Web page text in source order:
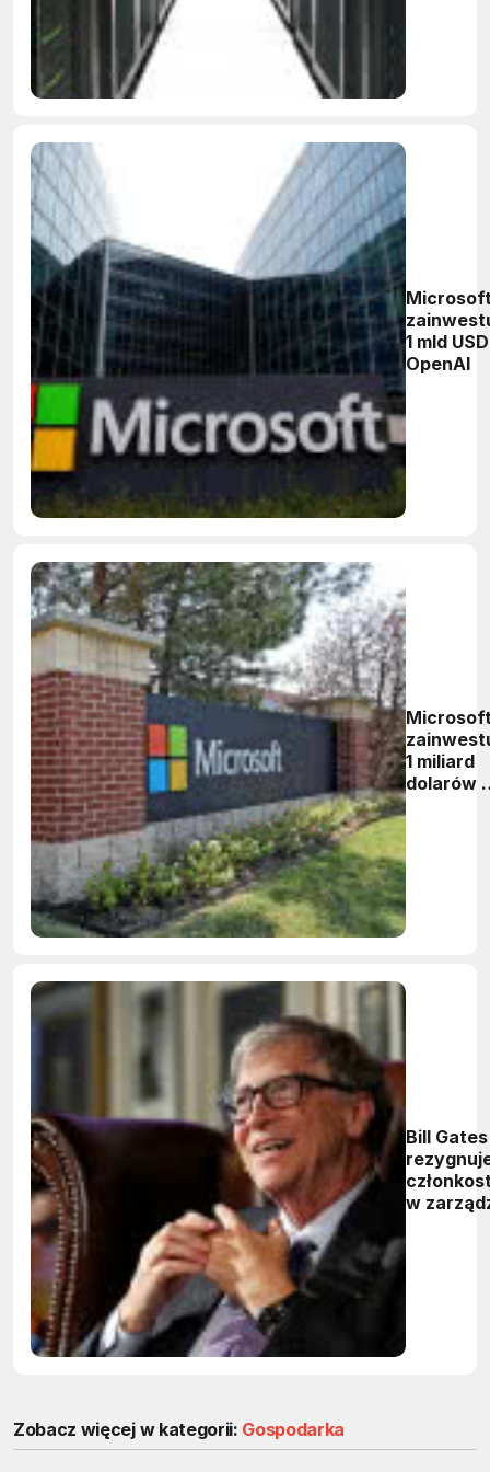
1 mld
OpenAI
1 miliard
dolarów
Bill Gates
w
Zobacz więcej w kategorii: Gospodarka